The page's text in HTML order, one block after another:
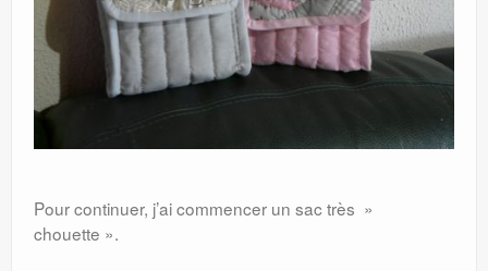
Pour continuer, j’ai commencer un sac très »
chouette ».